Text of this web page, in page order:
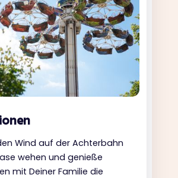
Wind auf der Achterbahn
wehen und genieße
mit Deiner Familie die